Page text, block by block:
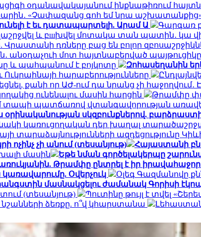
օդանավակայանում ինքնաթիռում
«Չափազանց գոհ եմ նրա
է եւ դատապարտելի. Արամ Ա
Գարգառ
և բшխվել մոտակա տան պատին․ կա
դռները բաց են բոլոր
անօդաչուի մոտ հայտնաբերված
և պահպանում է բոյկոտը
Զոհասեղանին
հարաբերությունները
քանի որ ԱԺ-ում դա նրանց չի
ունենալու մասին հարցին
Թրամփը
տապի պատճառով վտանգավորության
սկզբունքներով.
կառուցողական դեր խաղալ
տարաձայնությունների ազդեցությունը
ոչինչ չի անում (տեսանյութ)
Հայաստանի
մասին
Եթե նման գործելակերպը
Թրամփը ընտրել է իր
կառավարումը. Օվերչուկ
Օլեգ Գազմանովը
մասնակցելու ժամանակ Գորիսի
(տեսանյութ)
Պուտինը թույլ է տվել
ձեռքը. ո՞վ կհարստանա